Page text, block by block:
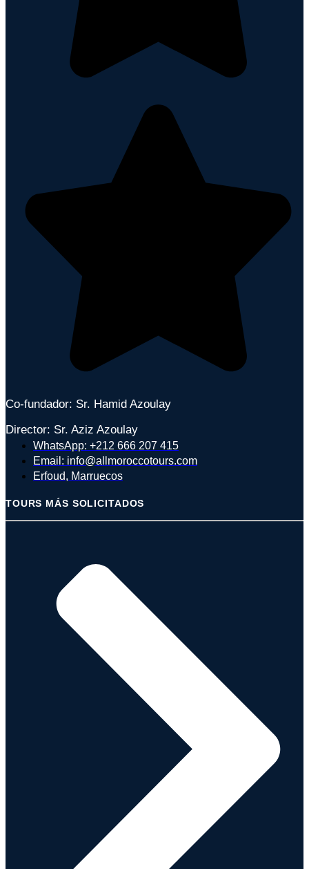
Co-fundador: Sr. Hamid Azoulay
Director: Sr. Aziz Azoulay
WhatsApp: +212 666 207 415
Email: info@allmoroccotours.com
Erfoud, Marruecos
TOURS MÁS SOLICITADOS